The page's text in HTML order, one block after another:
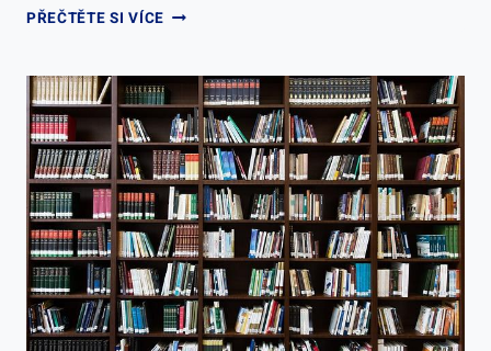
PŘEČTĚTE SI VÍCEDVEŘE
CENY
A
NABÍDKY